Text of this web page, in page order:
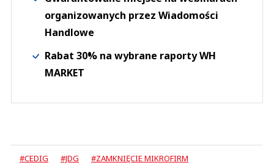
organizowanych przez Wiadomości
Handlowe
Rabat 30% na wybrane raporty WH
MARKET
#CEDIG #JDG
#ZAMKNIĘCIE MIKROFIRM